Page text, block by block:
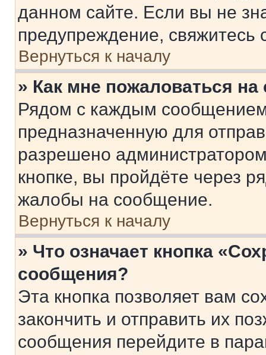
данном сайте. Если вы не
предупреждение,
Вернуться к началу
» Как мне пожаловаться
Рядом с каждым сообщением
предназначенную для
разрешено
кнопке, вы пройдёте через
жалобы на сообщение.
Вернуться к началу
» Что означает кнопка
сообщения?
Эта кнопка позволяет вам
закончить и отправить их
сообщения перейдите в